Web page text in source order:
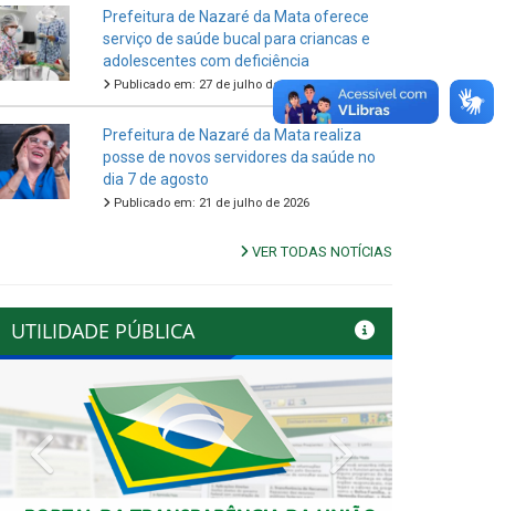
Prefeitura de Nazaré da Mata oferece
serviço de saúde bucal para criancas e
adolescentes com deficiência
Publicado em: 27 de julho de 2026
Prefeitura de Nazaré da Mata realiza
posse de novos servidores da saúde no
dia 7 de agosto
Publicado em: 21 de julho de 2026
VER TODAS NOTÍCIAS
UTILIDADE PÚBLICA
Previous Next